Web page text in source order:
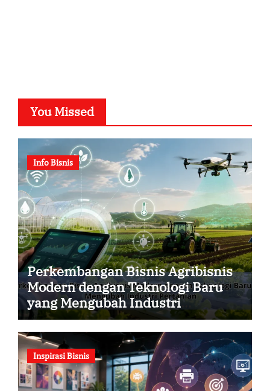
You Missed
Info Bisnis
Perkembangan Bisnis Agribisnis
Modern dengan Teknologi Baru
yang Mengubah Industri
Pertanian
Inspirasi Bisnis